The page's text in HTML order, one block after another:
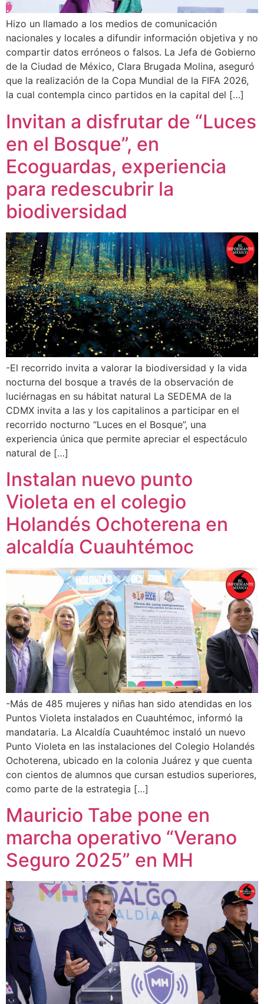
Hizo un llamado a los medios de comunicación
nacionales y locales a difundir información objetiva y no
compartir datos erróneos o falsos. La Jefa de Gobierno
de la Ciudad de México, Clara Brugada Molina, aseguró
que la realización de la Copa Mundial de la FIFA 2026,
la cual contempla cinco partidos en la capital del […]
Invitan a disfrutar de “Luces
en el Bosque”, en
Ecoguardas, experiencia
para redescubrir la
biodiversidad
-El recorrido invita a valorar la biodiversidad y la vida
nocturna del bosque a través de la observación de
luciérnagas en su hábitat natural La SEDEMA de la
CDMX invita a las y los capitalinos a participar en el
recorrido nocturno “Luces en el Bosque”, una
experiencia única que permite apreciar el espectáculo
natural de […]
Instalan nuevo punto
Violeta en el colegio
Holandés Ochoterena en
alcaldía Cuauhtémoc
-Más de 485 mujeres y niñas han sido atendidas en los
Puntos Violeta instalados en Cuauhtémoc, informó la
mandataria. La Alcaldía Cuauhtémoc instaló un nuevo
Punto Violeta en las instalaciones del Colegio Holandés
Ochoterena, ubicado en la colonia Juárez y que cuenta
con cientos de alumnos que cursan estudios superiores,
como parte de la estrategia […]
Mauricio Tabe pone en
marcha operativo “Verano
Seguro 2025” en MH